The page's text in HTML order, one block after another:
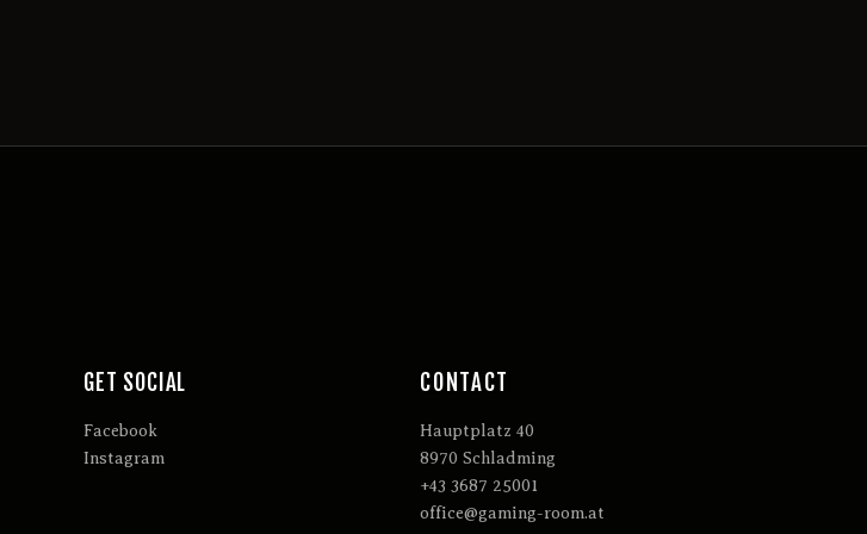
GET SOCIAL
Facebook
Instagram
CONTACT
Hauptplatz 40
8970 Schladming
+43 3687 25001
office@gaming-room.at